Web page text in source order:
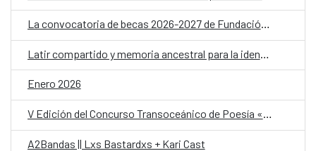
La convocatoria de becas 2026-2027 de Fundación Carolina con 736 becas en todas las áreas de conocimiento
Enero 2026
V Edición del Concurso Transoceánico de Poesía «Homenaje a Claudia Lars»
A2Bandas || Lxs Bastardxs + Kari Cast